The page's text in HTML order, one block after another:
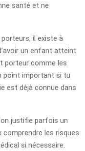
santé et ne
il existe à
un enfant atteint.
porteur comme les
point important si tu
est déjà connue dans
justifie parfois un
comprendre les risques
si nécessaire.